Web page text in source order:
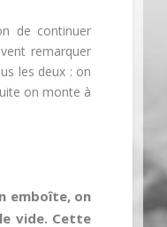
de continuer
remarquer
les deux : on
on monte à
emboîte, on
vide. Cette